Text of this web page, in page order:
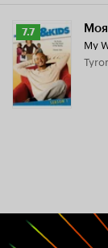
Рейтинг
Кинопоиска
7.7
7.7
My